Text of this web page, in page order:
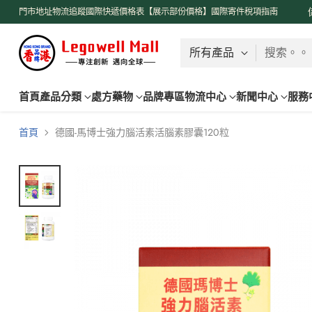
門市地址物流追蹤國際快遞價格表【展示部份價格】 國際寄件稅項指南
了解更多
搜索。
首頁產品分類 處方藥物 品牌專區物流中心 新聞中心 服務
首頁 德國-馬博士強力腦活素活腦素膠囊120粒